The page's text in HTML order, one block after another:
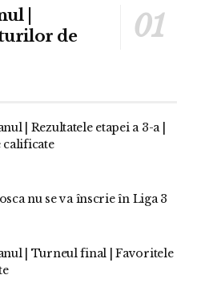
|
de
| Rezultatele etapei a 3-a |
calificate
nu se va înscrie în Liga 3
| Turneul final | Favoritele